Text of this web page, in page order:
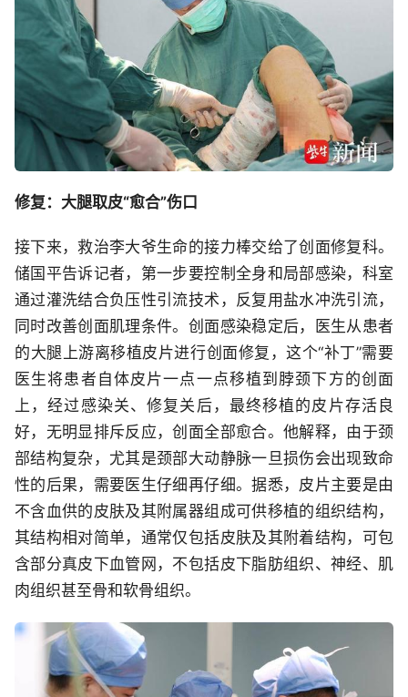
修复：大腿取皮“愈合”伤口
接下来，救治李大爷生命的接力棒交给了创面修复科。
储国平告诉记者，第一步要控制全身和局部感染，科室
通过灌洗结合负压性引流技术，反复用盐水冲洗引流，
同时改善创面肌理条件。创面感染稳定后，医生从患者
的大腿上游离移植皮片进行创面修复，这个“补丁”需要
医生将患者自体皮片一点一点移植到脖颈下方的创面
上，经过感染关、修复关后，最终移植的皮片存活良
好，无明显排斥反应，创面全部愈合。他解释，由于颈
部结构复杂，尤其是颈部大动静脉一旦损伤会出现致命
性的后果，需要医生仔细再仔细。据悉，皮片主要是由
不含血供的皮肤及其附属器组成可供移植的组织结构，
其结构相对简单，通常仅包括皮肤及其附着结构，可包
含部分真皮下血管网，不包括皮下脂肪组织、神经、肌
肉组织甚至骨和软骨组织。